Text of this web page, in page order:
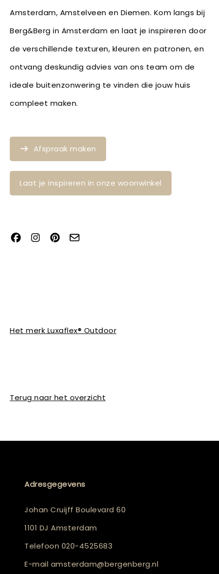
Amsterdam, Amstelveen en Diemen. Kom langs bij
Berg&Berg in Amsterdam en laat je inspireren door
de verschillende texturen, kleuren en patronen, en
ontvang deskundig advies van ons team om de
ideale buitenzonwering te vinden die jouw huis
compleet maken.
Afspraak maken
Laat je inspireren in onze woonwinkel
Het merk Luxaflex® Outdoor
Terug naar het overzicht
Adresgegevens
Johan Cruijff Boulevard 60
1101 DJ Amsterdam
Telefoon 020-4525683
E-mail amsterdam@bergenberg.nl